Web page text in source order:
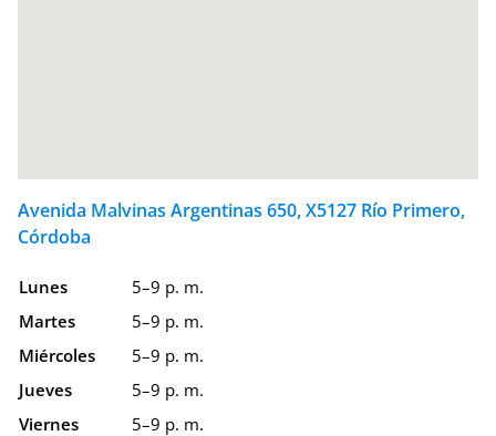
Avenida Malvinas Argentinas 650, X5127 Río Primero,
Córdoba
Lunes
5–9 p. m.
Martes
5–9 p. m.
Miércoles
5–9 p. m.
Jueves
5–9 p. m.
Viernes
5–9 p. m.